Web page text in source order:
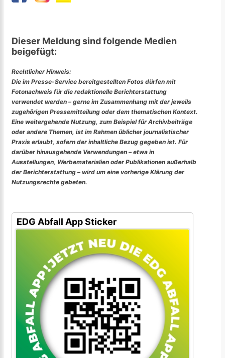
Dieser Meldung sind folgende Medien
beigefügt:
Rechtlicher Hinweis:
Die im Presse-Service bereitgestellten Fotos dürfen mit
Fotonachweis für die redaktionelle Berichterstattung
verwendet werden – gerne im Zusammenhang mit der jeweils
zugehörigen Pressemitteilung oder dem thematischen Kontext.
Eine weitergehende Nutzung, zum Beispiel für Archivbeiträge
oder andere Themen, ist im Rahmen üblicher journalistischer
Praxis erlaubt, sofern der inhaltliche Bezug gegeben ist. Für
darüber hinausgehende Verwendungen – etwa in
Ausstellungen, Werbematerialien oder Publikationen außerhalb
der Berichterstattung – wird um eine vorherige Klärung der
Nutzungsrechte gebeten.
EDG Abfall App Sticker